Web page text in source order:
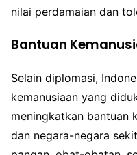
nilai perdamaian dan
Bantuan
Selain diplomasi,
kemanusiaan yang
meningkatkan bantuan
dan negara-negara